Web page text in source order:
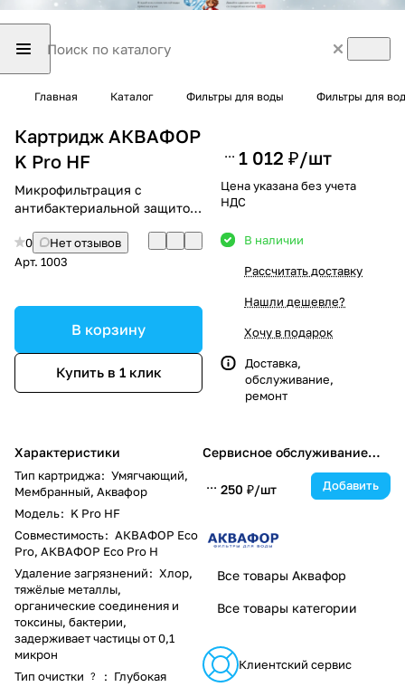
Главная Каталог Фильтры для воды Фильтры для
Картридж АКВАФОР
K Pro HF
Микрофильтрация с
антибактериальной защитой.
0
Нет отзывов
Арт. 1003
В корзину
Купить в 1 клик
Характеристики
Тип картриджа: Умягчающий,
Мембранный, Аквафор
Модель: K Pro HF
Совместимость: АКВАФОР Eco
Pro, АКВАФОР Eco Pro H
Удаление загрязнений: Хлор,
тяжёлые металлы,
органические соединения и
токсины, бактерии,
задерживает частицы от 0,1
микрон
Тип очистки
? : Глубокая
1 012 ₽/шт
Цена указана без учета
НДС
В наличии
Рассчитать доставку
Нашли дешевле?
Хочу в подарок
Доставка,
обслуживание,
ремонт
Сервисное обслуживание
каждые 6 месяцев
250 ₽/шт Добавить
Все товары Аквафор
Все товары категории
Клиентский сервис